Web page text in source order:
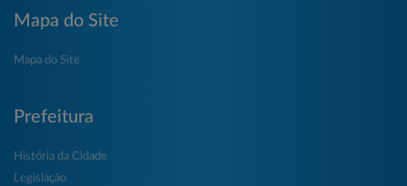
Mapa do Site
Mapa do Site
Prefeitura
História da Cidade
Legislação